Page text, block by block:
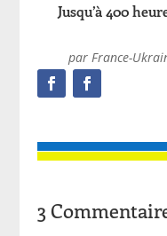
Jusqu’à 400
par France-
3